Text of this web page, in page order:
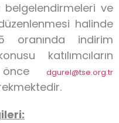
belgelendirmeleri ve
halinde
oranında indirim
katılımcıların
önce
dgurel@tse.org.tr